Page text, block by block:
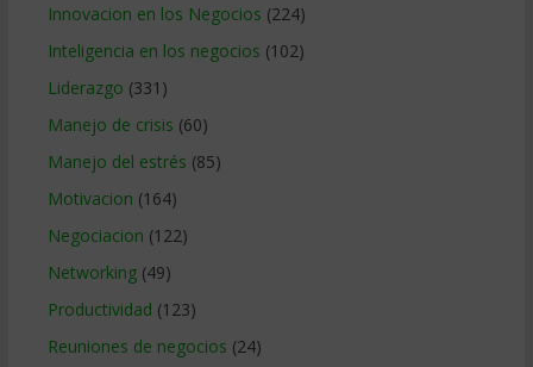
Innovacion en los Negocios (224)
Inteligencia en los negocios (102)
Liderazgo (331)
Manejo de crisis (60)
Manejo del estrés (85)
Motivacion (164)
Negociacion (122)
Networking(49)
Productividad (123)
Reuniones de negocios (24)